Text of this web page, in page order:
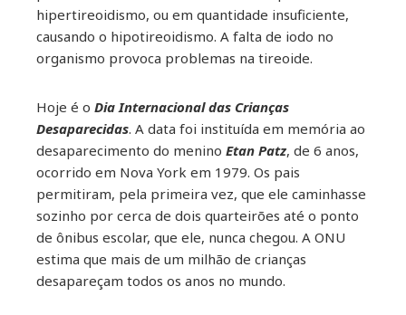
hipertireoidismo, ou em quantidade insuficiente,
causando o hipotireoidismo. A falta de iodo no
organismo provoca problemas na tireoide.
Hoje é o Dia Internacional das Crianças
Desaparecidas. A data foi instituída em memória ao
desaparecimento do menino Etan Patz, de 6 anos,
ocorrido em Nova York em 1979. Os pais
permitiram, pela primeira vez, que ele caminhasse
sozinho por cerca de dois quarteirões até o ponto
de ônibus escolar, que ele, nunca chegou. A ONU
estima que mais de um milhão de crianças
desapareçam todos os anos no mundo.